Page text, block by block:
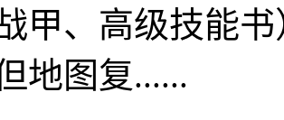
甲、高级技能
地图复......